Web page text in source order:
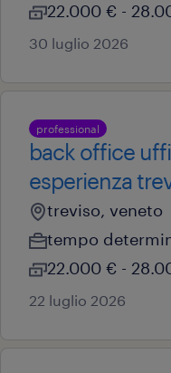
22.000 € -
30 luglio 2026
professional
back office
esperienza
treviso, veneto
tempo
22.000 € -
22 luglio 2026